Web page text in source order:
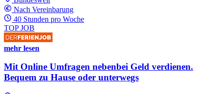
Nach Vereinbarung
40 Stunden pro Woche
TOP JOB
mehr lesen
Mit Online Umfragen nebenbei Geld verdienen.
Bequem zu Hause oder unterwegs